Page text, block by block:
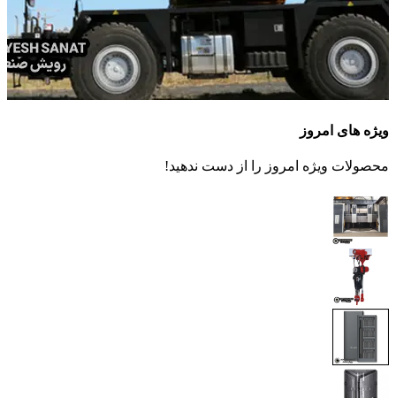
ویژه های امروز
محصولات ویژه امروز را از دست ندهید!